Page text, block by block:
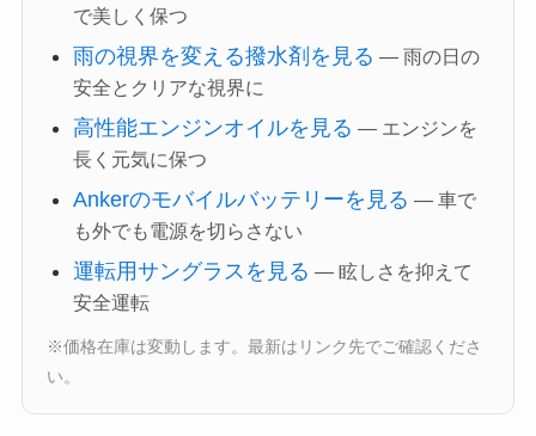
で美しく保つ
雨の視界を変える撥水剤を見る — 雨の日の
安全とクリアな視界に
高性能エンジンオイルを見る — エンジンを
長く元気に保つ
Ankerのモバイルバッテリーを見る — 車で
も外でも電源を切らさない
運転用サングラスを見る — 眩しさを抑えて
安全運転
※価格在庫は変動します。最新はリンク先でご確認くださ
い。